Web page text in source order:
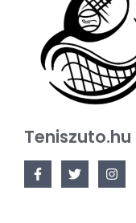
Teniszuto.hu